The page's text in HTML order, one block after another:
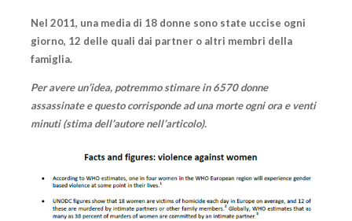
Nel 2011, una media di 18 donne sono state uccise ogni
giorno, 12 delle quali dai partner o altri membri della
famiglia.
Per avere un’idea, potremmo stimare in 6570 donne
assassinate e questo corrisponde ad una morte ogni ora e venti
minuti (stima dell’autore nell’articolo).